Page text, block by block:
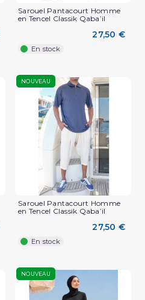
Sarouel Pantacourt Homme
en Tencel Classik Qaba’il
27,50 €
En stock
NOUVEAU
Sarouel Pantacourt Homme
en Tencel Classik Qaba’il
27,50 €
En stock
NOUVEAU